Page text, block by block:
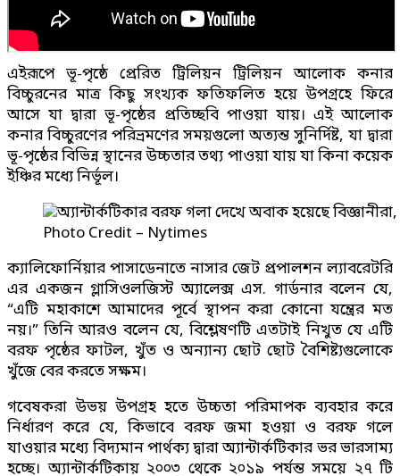
এইরূপে ভূ-পৃষ্ঠে প্রেরিত ট্রিলিয়ন ট্রিলিয়ন আলোক কনার
বিচ্চুরনের মাত্র কিছু সংখ্যক ফতিফলিত হয়ে উপগ্রহে ফিরে
আসে যা দ্বারা ভূ-পৃষ্ঠের প্রতিচ্ছবি পাওয়া যায়। এই আলোক
কনার বিচ্চুরণের পরিভ্রমণের সময়গুলো অত্যন্ত সুনির্দিষ্ট, যা দ্বারা
ভূ-পৃষ্ঠের বিভিন্ন স্থানের উচ্চতার তথ্য পাওয়া যায় যা কিনা কয়েক
ইঞ্চির মধ্যে নির্ভূল।
Photo Credit – Nytimes
ক্যালিফোর্নিয়ার পাসাডেনাতে নাসার জেট প্রপালশন ল্যাবরেটরি
এর একজন গ্লাসিওলজিস্ট অ্যালেক্স এস. গার্ডনার বলেন যে,
“এটি মহাকাশে আমাদের পূর্বে স্থাপন করা কোনো যন্ত্রের মত
নয়।” তিনি আরও বলেন যে, বিশ্লেষণটি এতটাই নিখুত যে এটি
বরফ পৃষ্ঠের ফাটল, খুঁত ও অন্যান্য ছোট ছোট বৈশিষ্ট্যগুলোকে
খুঁজে বের করতে সক্ষম।
গবেষকরা উভয় উপগ্রহ হতে উচ্চতা পরিমাপক ব্যবহার করে
নির্ধারণ করে যে, কিভাবে বরফ জমা হওয়া ও বরফ গলে
যাওয়ার মধ্যে বিদ্যমান পার্থক্য দ্বারা অ্যান্টার্কটিকার ভর ভারসাম্য
হচ্ছে। অ্যান্টার্কটিকায় ২০০৩ থেকে ২০১৯ পর্যন্ত সময়ে ২৭ টি